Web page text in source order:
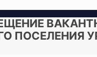
ПОСЕЛЕНИЯ